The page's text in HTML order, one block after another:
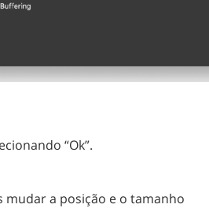
“Ok”.
mudar a posição e o tamanho